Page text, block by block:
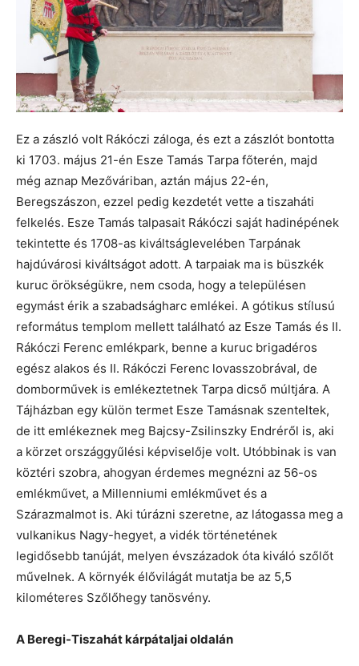
Ez a zászló volt Rákóczi záloga, és ezt a zászlót bontotta
ki 1703. május 21-én Esze Tamás Tarpa főterén, majd
még aznap Mezőváriban, aztán május 22-én,
Beregszászon, ezzel pedig kezdetét vette a tiszaháti
felkelés. Esze Tamás talpasait Rákóczi saját hadinépének
tekintette és 1708-as kiváltságlevelében Tarpának
hajdúvárosi kiváltságot adott. A tarpaiak ma is büszkék
kuruc örökségükre, nem csoda, hogy a településen
egymást érik a szabadságharc emlékei. A gótikus stílusú
református templom mellett található az Esze Tamás és II.
Rákóczi Ferenc emlékpark, benne a kuruc brigadéros
egész alakos és II. Rákóczi Ferenc lovasszobrával, de
domborművek is emlékeztetnek Tarpa dicső múltjára. A
Tájházban egy külön termet Esze Tamásnak szenteltek,
de itt emlékeznek meg Bajcsy-Zsilinszky Endréről is, aki
a körzet országgyűlési képviselője volt. Utóbbinak is van
köztéri szobra, ahogyan érdemes megnézni az 56-os
emlékművet, a Millenniumi emlékművet és a
Szárazmalmot is. Aki túrázni szeretne, az látogassa meg a
vulkanikus Nagy-hegyet, a vidék történetének
legidősebb tanúját, melyen évszázadok óta kiváló szőlőt
művelnek. A környék élővilágát mutatja be az 5,5
kilométeres Szőlőhegy tanösvény.
A Beregi-Tiszahát kárpátaljai oldalán